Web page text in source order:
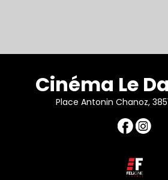
Cinéma Le
Place Antonin Chanoz,